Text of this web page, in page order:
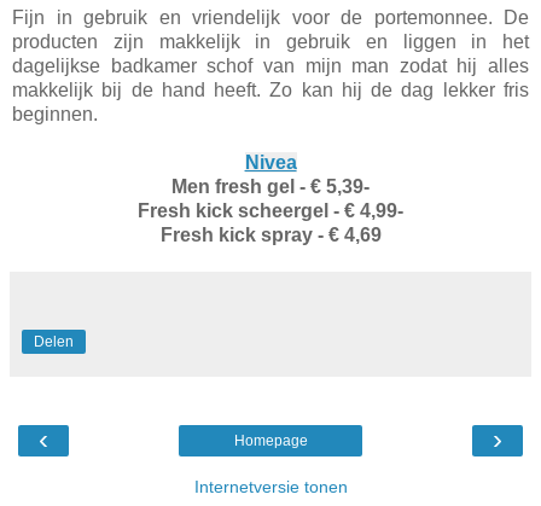
Fijn in gebruik en vriendelijk voor de portemonnee. De
producten zijn makkelijk in gebruik en liggen in het
dagelijkse badkamer schof van mijn man zodat hij alles
makkelijk bij de hand heeft. Zo kan hij de dag lekker fris
beginnen.
Nivea
Men fresh gel - € 5,39-
Fresh kick scheergel - € 4,99-
Fresh kick spray - € 4,69
Delen
‹ ›
Homepage
Internetversie tonen